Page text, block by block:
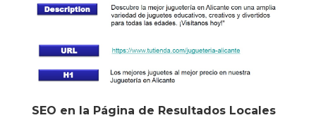
SEO en la Página de Resultados Locales